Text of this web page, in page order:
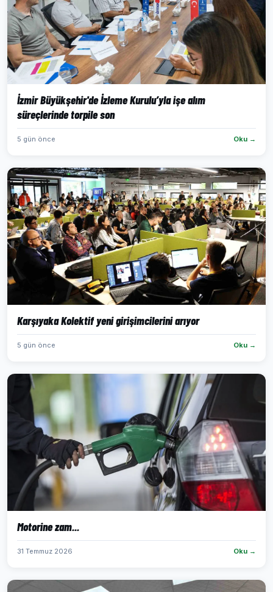
İzmir Büyükşehir'de İzleme Kurulu’yla işe alım
süreçlerinde torpile son
5 gün önce Oku →
Karşıyaka Kolektif yeni girişimcilerini arıyor
5 gün önce Oku →
Motorine zam...
31 Temmuz 2026 Oku →